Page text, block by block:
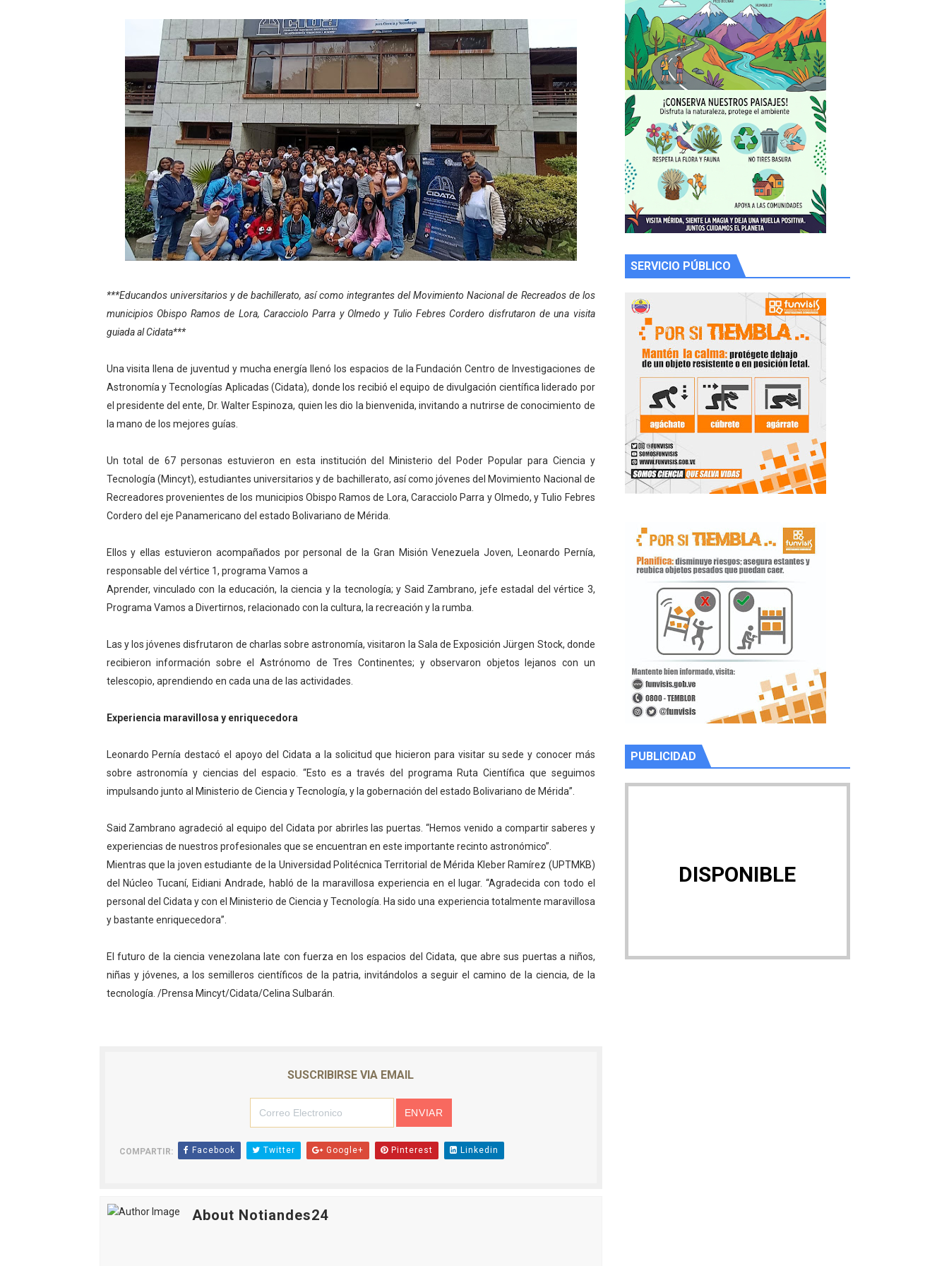
Niños merideños potencian su talento en plan vacacional integral
Fundecem ofrece taller de bordado en punto de cruz
Gobierno bolivariano avanza en la transformación del hospital Sor Juana Inés
Niños merideños aprenden sobre gaita de tambora con Fundecem
Hospital universitario muestra sus avances en visita del Consejo Legislativo
Instituto Nacional de Nutrición celebra Semana Internacional de la Lactancia Materna
Gobernación de Mérida fortalece el desarrollo productivo en Rangel
Corposalud inició talleres para aspirantes al curso de Emergencia Prehospitalaria
Fortaleciendo la economía comunal en El Vigía con microcréditos a emprendedores y productores
Campo Elías consolida plan de bacheo en el sector La Montañita
Fundecem inició con éxito el taller vacacional de origami
El Lactario del Iahula celebra la Semana Mundial de la Lactancia Materna
Plan Vacacional "Venezuela Ríe 2026" brinda recreación y cultura a niños del municipio Libertador
Inicia el plan vacacional Venezuela Renace en el sector El Alcázar
***Educandos universitarios y de bachillerato, así como integrantes del Movimiento Nacional de Recreados de los
municipios Obispo Ramos de Lora, Caracciolo Parra y Olmedo y Tulio Febres Cordero disfrutaron de una visita
guiada al Cidata***
Una visita llena de juventud y mucha energía llenó los espacios de la Fundación Centro de Investigaciones de
Astronomía y Tecnologías Aplicadas (Cidata), donde los recibió el equipo de divulgación científica liderado por
el presidente del ente, Dr. Walter Espinoza, quien les dio la bienvenida, invitando a nutrirse de conocimiento de
la mano de los mejores guías.
Un total de 67 personas estuvieron en esta institución del Ministerio del Poder Popular para Ciencia y
Tecnología (Mincyt), estudiantes universitarios y de bachillerato, así como jóvenes del Movimiento Nacional de
Recreadores provenientes de los municipios Obispo Ramos de Lora, Caracciolo Parra y Olmedo, y Tulio Febres
Cordero del eje Panamericano del estado Bolivariano de Mérida.
Ellos y ellas estuvieron acompañados por personal de la Gran Misión Venezuela Joven, Leonardo Pernía,
responsable del vértice 1, programa Vamos a
Aprender, vinculado con la educación, la ciencia y la tecnología; y Said Zambrano, jefe estadal del vértice 3,
Programa Vamos a Divertirnos, relacionado con la cultura, la recreación y la rumba.
Las y los jóvenes disfrutaron de charlas sobre astronomía, visitaron la Sala de Exposición Jürgen Stock, donde
recibieron información sobre el Astrónomo de Tres Continentes; y observaron objetos lejanos con un
telescopio, aprendiendo en cada una de las actividades.
Experiencia maravillosa y enriquecedora
Leonardo Pernía destacó el apoyo del Cidata a la solicitud que hicieron para visitar su sede y conocer más
sobre astronomía y ciencias del espacio. “Esto es a través del programa Ruta Científica que seguimos
impulsando junto al Ministerio de Ciencia y Tecnología, y la gobernación del estado Bolivariano de Mérida”.
Said Zambrano agradeció al equipo del Cidata por abrirles las puertas. “Hemos venido a compartir saberes y
experiencias de nuestros profesionales que se encuentran en este importante recinto astronómico”.
Mientras que la joven estudiante de la Universidad Politécnica Territorial de Mérida Kleber Ramírez (UPTMKB)
del Núcleo Tucaní, Eidiani Andrade, habló de la maravillosa experiencia en el lugar. “Agradecida con todo el
personal del Cidata y con el Ministerio de Ciencia y Tecnología. Ha sido una experiencia totalmente maravillosa
y bastante enriquecedora”.
El futuro de la ciencia venezolana late con fuerza en los espacios del Cidata, que abre sus puertas a niños,
niñas y jóvenes, a los semilleros científicos de la patria, invitándolos a seguir el camino de la ciencia, de la
tecnología. /Prensa Mincyt/Cidata/Celina Sulbarán.
SUSCRIBIRSE VIA EMAIL
COMPARTIR: Facebook Twitter Google+ Pinterest Linkedin
About Notiandes24
SERVICIO PÚBLICO
PUBLICIDAD
DISPONIBLE